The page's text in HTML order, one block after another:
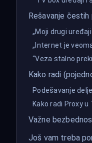
Rešavanje čestih
„Moji drugi
„Internet je
“Veza stalno
Kako radi
Podešavanje
Kako radi Proxy u
Važne
Još vam treba